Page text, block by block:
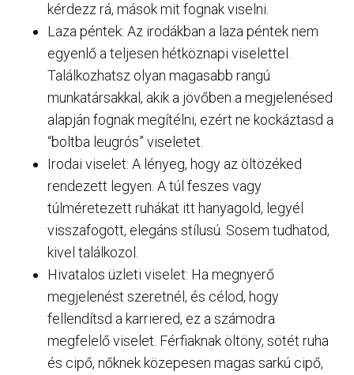
kérdezz rá, mások mit fognak viselni.
Laza péntek: Az irodákban a laza péntek nem
egyenlő a teljesen hétköznapi viselettel.
Találkozhatsz olyan magasabb rangú
munkatársakkal, akik a jövőben a megjelenésed
alapján fognak megítélni, ezért ne kockáztasd a
“boltba leugrós” viseletet.
Irodai viselet: A lényeg, hogy az öltözéked
rendezett legyen. A túl feszes vagy
túlméretezett ruhákat itt hanyagold, legyél
visszafogott, elegáns stílusú. Sosem tudhatod,
kivel találkozol.
Hivatalos üzleti viselet: Ha megnyerő
megjelenést szeretnél, és célod, hogy
fellendítsd a karriered, ez a számodra
megfelelő viselet. Férfiaknak öltöny, sötét ruha
és cipő, nőknek közepesen magas sarkú cipő,